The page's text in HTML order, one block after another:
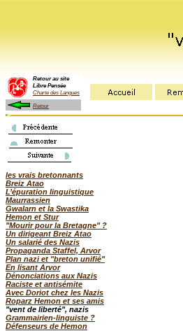
Retour au site
Libre Pensée
Charte des Langues
Retour
les vrais bretonnants
Breiz Atao
L’épuration linguistique
Maurrassien
Gwalarn et la Swastika
Hemon et Stur
"Mourir pour la Bretagne" ?
Un dirigeant Breiz Atao
Un salarié des Nazis
Propaganda Staffel, Arvor
Plan nazi et "breton unifié"
En lisant Arvor
Dénonciations aux Nazis
Raciste et antisémite
Avec Doriot chez les Nazis
Roparz Hemon et ses amis
"vent de liberté", nazis
Grammairien-linguiste ?
Défenseurs de Hemon